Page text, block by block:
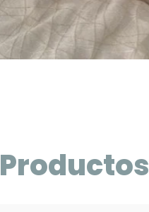
Productos